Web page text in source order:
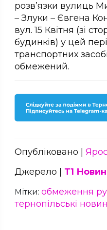
розв’язки вулиць
– Злуки – Євгена
вул. 15 Квітня (зі
будинків) у цей
транспортних
обмежений.
Опубліковано |
Джерело | Т1
Мітки: обмеження
тернопільські